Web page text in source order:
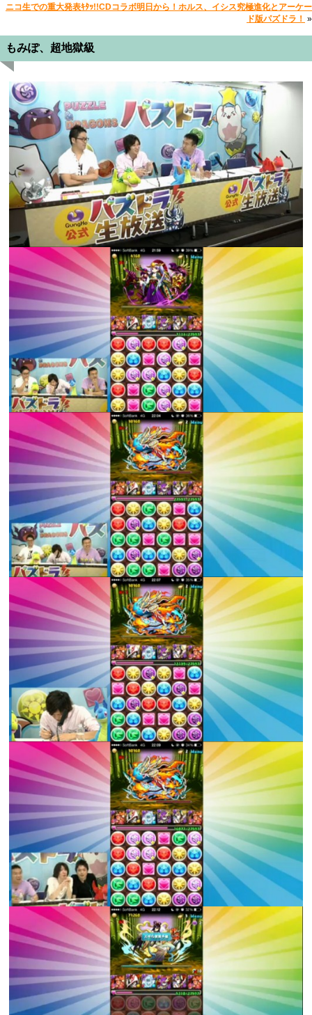
ニコ生での重大発表ｷﾀｯ!!CDコラボ明日から！ホルス、イシス究極進化とアーケー
ド版パズドラ！ »
もみぽ、超地獄級